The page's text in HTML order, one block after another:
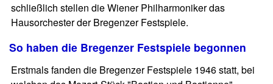
schließlich stellen die Wiener Philharmoniker das
Hausorchester der Bregenzer Festspiele.
So haben die Bregenzer Festspiele begonnen
Erstmals fanden die Bregenzer Festspiele 1946 statt, bei